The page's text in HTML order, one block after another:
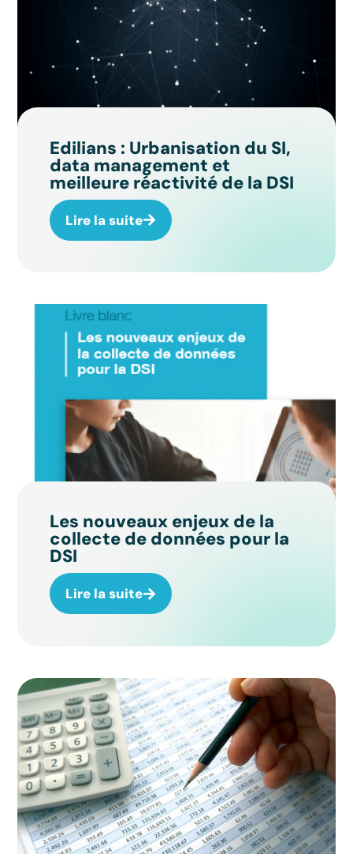
Edilians : Urbanisation du SI,
data management et
meilleure réactivité de la DSI
Lire la suite
Les nouveaux enjeux de la
collecte de données pour la
DSI
Lire la suite